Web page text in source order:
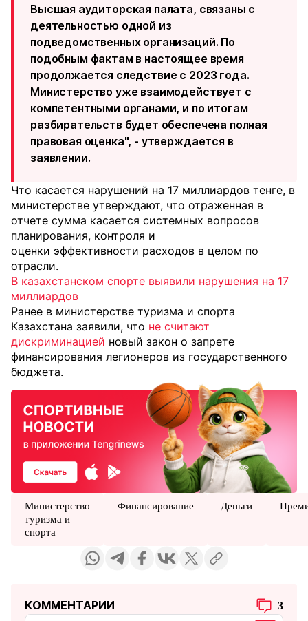
Высшая аудиторская палата, связаны с
деятельностью одной из
подведомственных организаций. По
подобным фактам в настоящее время
продолжается следствие с 2023 года.
Министерство уже взаимодействует с
компетентными органами, и по итогам
разбирательств будет обеспечена полная
правовая оценка", - утверждается в
заявлении.
Что касается нарушений на 17 миллиардов тенге, в
министерстве утверждают, что отраженная в
отчете сумма касается системных вопросов
планирования, контроля и
оценки эффективности расходов в целом по
отрасли.
В казахстанском спорте выявили нарушения на 17
миллиардов
Ранее в министерстве туризма и спорта
Казахстана заявили, что не считают
дискриминацией новый закон о запрете
финансирования легионеров из государственного
бюджета.
Министерство
туризма и
спорта
Финансирование Деньги
КОММЕНТАРИИ 3